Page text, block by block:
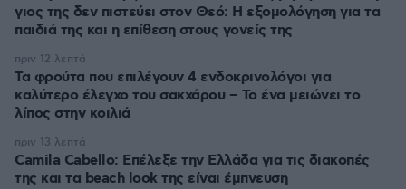
γιος της δεν πιστεύει στον Θεό: Η εξομολόγηση για τα
παιδιά της και η επίθεση στους γονείς της
Τα φρούτα που επιλέγουν 4 ενδοκρινολόγοι για
καλύτερο έλεγχο του σακχάρου – Το ένα μειώνει το
λίπος στην κοιλιά
πριν 12 λεπτά
Camila Cabello: Επέλεξε την Ελλάδα για τις διακοπές
της και τα beach look της είναι έμπνευση
πριν 13 λεπτά